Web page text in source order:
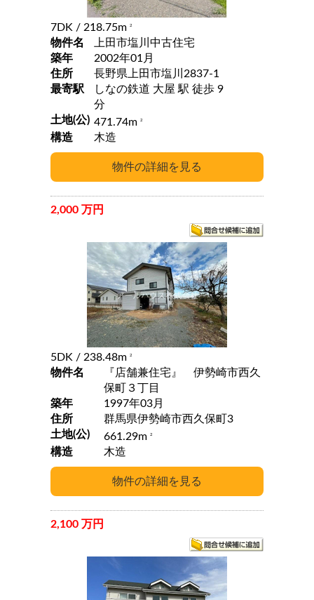
7DK / 218.75m 2
物件名
上田市塩川中古住宅
築年
2002年01月
住所
長野県上田市塩川2837-1
最寄駅
しなの鉄道 大屋 駅 徒歩 9
分
土地(公) 471.74m2
構造 木造
2,000 万円
5DK / 238.48m 2
物件名
『店舗兼住宅』 伊勢崎市西久
保町３丁目
築年
1997年03月
住所
群馬県伊勢崎市西久保町3
土地(公)
661.29m 2
構造 木造
2,100 万円